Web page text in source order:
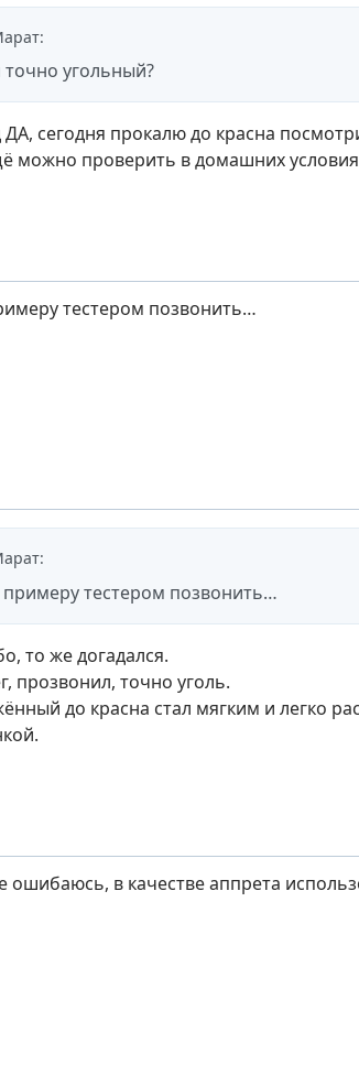
:
точно угольный?
сегодня прокалю до красна
можно проверить в домашних
тестером позвонить…
:
примеру тестером позвонить…
то же догадался.
прозвонил, точно уголь.
до красна стал мягким и легко
ошибаюсь, в качестве аппрета